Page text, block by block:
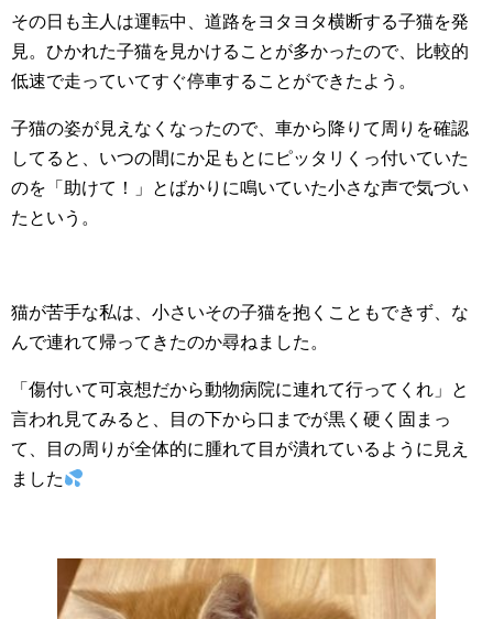
その日も主人は運転中、道路をヨタヨタ横断する子猫を発
見。ひかれた子猫を見かけることが多かったので、比較的
低速で走っていてすぐ停車することができたよう。
子猫の姿が見えなくなったので、車から降りて周りを確認
してると、いつの間にか足もとにピッタリくっ付いていた
のを「助けて！」とばかりに鳴いていた小さな声で気づい
たという。
猫が苦手な私は、小さいその子猫を抱くこともできず、な
んで連れて帰ってきたのか尋ねました。
「傷付いて可哀想だから動物病院に連れて行ってくれ」と
言われ見てみると、目の下から口までが黒く硬く固まっ
て、目の周りが全体的に腫れて目が潰れているように見え
ました